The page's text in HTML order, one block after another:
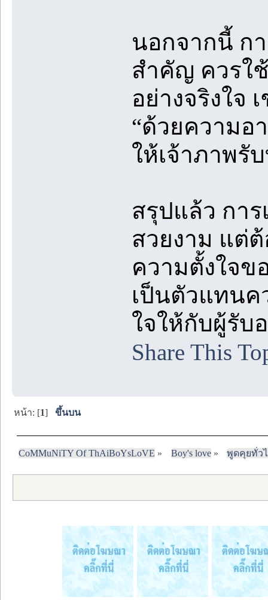
นอกจากนี้ ก
สำคัญ ควรใ
อย่างจริงใจ
“ด้วยความอ
ให้เจ้าภาพรั
สรุปแล้ว กา
สวยงาม แต่
ความตั้งใจข
เป็นตัวแทน
ใจให้กับผู้รับ
Share This
หน้า: [1]ขึ้นบน
CoMMuNiTY Of ThAiBoYsLoVE » Boy's love» พูดคุยทั่ว